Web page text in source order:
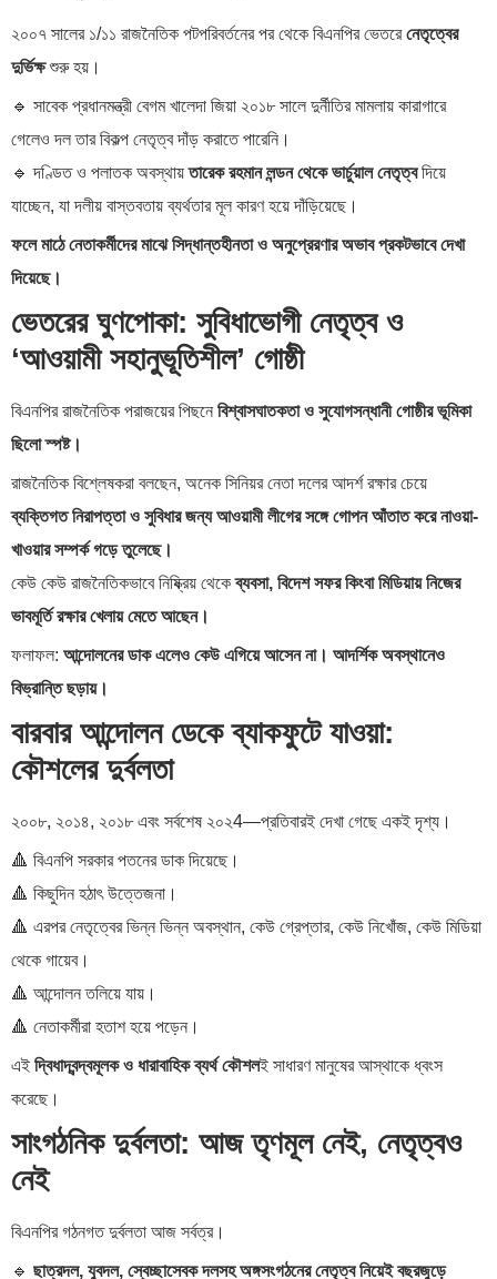
২০০৭ সালের ১/১১ রাজনৈতিক পটপরিবর্তনের পর থেকে বিএনপির ভেতরেনেতৃত্বের
দুর্ভিক্ষশুরু হয়।
🔹 সাবেক প্রধানমন্ত্রী বেগম খালেদা জিয়া ২০১৮ সালে দুর্নীতির মামলায় কারাগারে
গেলেও দল তার বিকল্প নেতৃত্ব দাঁড় করাতে পারেনি।
🔹 দণ্ডিত ও পলাতক অবস্থায়তারেক রহমান লন্ডন থেকে ভার্চুয়াল নেতৃত্বদিয়ে
যাচ্ছেন, যা দলীয় বাস্তবতায় ব্যর্থতার মূল কারণ হয়ে দাঁড়িয়েছে।
ফলে মাঠে নেতাকর্মীদের মাঝে সিদ্ধান্তহীনতা ও অনুপ্রেরণার অভাব প্রকটভাবে দেখা
দিয়েছে।
ভেতরের ঘুণপোকা: সুবিধাভোগী নেতৃত্ব ও
‘আওয়ামী সহানুভূতিশীল’ গোষ্ঠী
বিএনপির রাজনৈতিক পরাজয়ের পিছনে বিশ্বাসঘাতকতা ও সুযোগসন্ধানী গোষ্ঠীর ভূমিকা
ছিলো স্পষ্ট।
রাজনৈতিক বিশ্লেষকরা বলছেন, অনেক সিনিয়র নেতা দলের আদর্শ রক্ষার চেয়ে
ব্যক্তিগত নিরাপত্তা ও সুবিধার জন্য আওয়ামী লীগের সঙ্গে গোপন আঁতাত করে নাওয়া-
খাওয়ার সম্পর্ক গড়ে তুলেছে।
কেউ কেউ রাজনৈতিকভাবে নিষ্ক্রিয় থেকেব্যবসা, বিদেশ সফর কিংবা মিডিয়ায় নিজের
ভাবমূর্তি রক্ষার খেলায় মেতে আছেন।
ফলাফল: আন্দোলনের ডাক এলেও কেউ এগিয়ে আসেন না। আদর্শিক অবস্থানেও
বিভ্রান্তি ছড়ায়।
বারবার আন্দোলন ডেকে ব্যাকফুটে যাওয়া:
কৌশলের দুর্বলতা
২০০৮, ২০১৪, ২০১৮ এবং সর্বশেষ ২০২4—প্রতিবারই দেখা গেছে একই দৃশ্য।
🔺 বিএনপি সরকার পতনের ডাক দিয়েছে।
🔺 কিছুদিন হঠাৎ উত্তেজনা।
🔺 এরপর নেতৃত্বের ভিন্ন ভিন্ন অবস্থান, কেউ গ্রেপ্তার, কেউ নিখোঁজ, কেউ মিডিয়া
থেকে গায়েব।
🔺 আন্দোলন তলিয়ে যায়।
🔺 নেতাকর্মীরা হতাশ হয়ে পড়েন।
এই দ্বিধাদ্বন্দ্বমূলক ও ধারাবাহিক ব্যর্থ কৌশলই সাধারণ মানুষের আস্থাকে ধ্বংস
করেছে।
সাংগঠনিক দুর্বলতা: আজ তৃণমূল নেই, নেতৃত্বও
নেই
বিএনপির গঠনগত দুর্বলতা আজ সর্বত্র।
🔹 ছাত্রদল, যুবদল, স্বেচ্ছাসেবক দলসহ অঙ্গসংগঠনের নেতৃত্ব নিয়েই বছরজুড়ে